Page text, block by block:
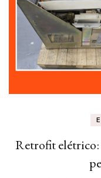
Retrofit elétrico: